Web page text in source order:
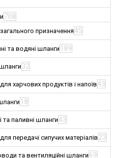
708
призначення45
та водяні шланги 189
32
харчових продуктів і напоїв43
18
та паливні шланги43
передачі сипучих матеріалів 23
та вентиляційні шланги 69